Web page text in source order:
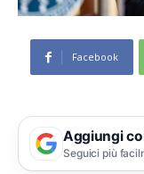
Facebook
Aggiungi
Seguici più